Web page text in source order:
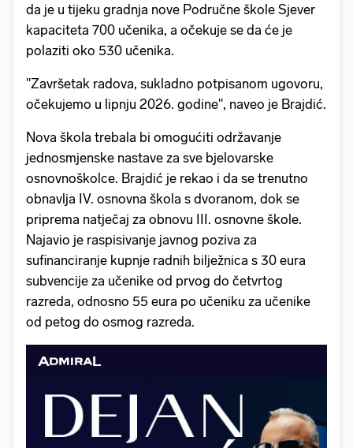
da je u tijeku gradnja nove Područne škole Sjever
kapaciteta 700 učenika, a očekuje se da će je
polaziti oko 530 učenika.
"Završetak radova, sukladno potpisanom ugovoru,
očekujemo u lipnju 2026. godine", naveo je Brajdić.
Nova škola trebala bi omogućiti održavanje
jednosmjenske nastave za sve bjelovarske
osnovnoškolce. Brajdić je rekao i da se trenutno
obnavlja IV. osnovna škola s dvoranom, dok se
priprema natječaj za obnovu III. osnovne škole.
Najavio je raspisivanje javnog poziva za
sufinanciranje kupnje radnih bilježnica s 30 eura
subvencije za učenike od prvog do četvrtog
razreda, odnosno 55 eura po učeniku za učenike
od petog do osmog razreda.